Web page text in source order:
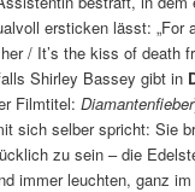
ersticken lässt: „For
/ It’s the kiss of death
Shirley Bassey gibt in
Filmtitel:Diamantenfieber
sich selber spricht: Sie
zu sein – die
immer leuchten, ganz